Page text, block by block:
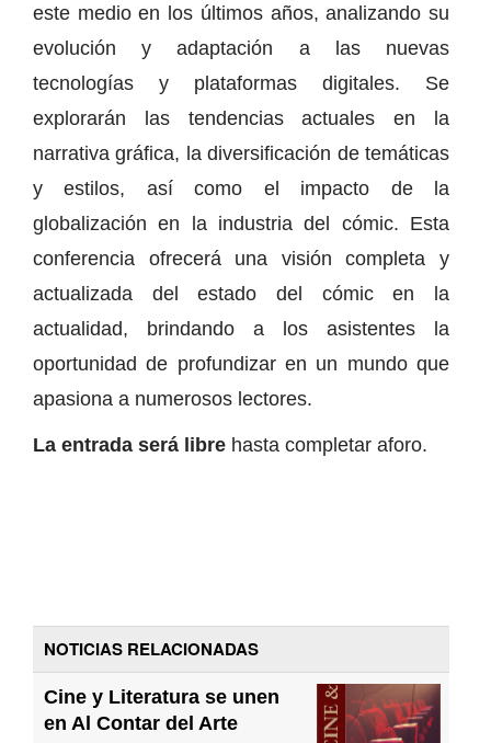
este medio en los últimos años, analizando su
evolución y adaptación a las nuevas
tecnologías y plataformas digitales. Se
explorarán las tendencias actuales en la
narrativa gráfica, la diversificación de temáticas
y estilos, así como el impacto de la
globalización en la industria del cómic. Esta
conferencia ofrecerá una visión completa y
actualizada del estado del cómic en la
actualidad, brindando a los asistentes la
oportunidad de profundizar en un mundo que
apasiona a numerosos lectores.
La entrada será libre hasta completar aforo.
NOTICIAS RELACIONADAS
Cine y Literatura se unen
en Al Contar del Arte